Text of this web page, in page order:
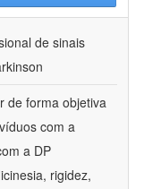
de sinais
de forma objetiva
com a
a DP
rigidez,